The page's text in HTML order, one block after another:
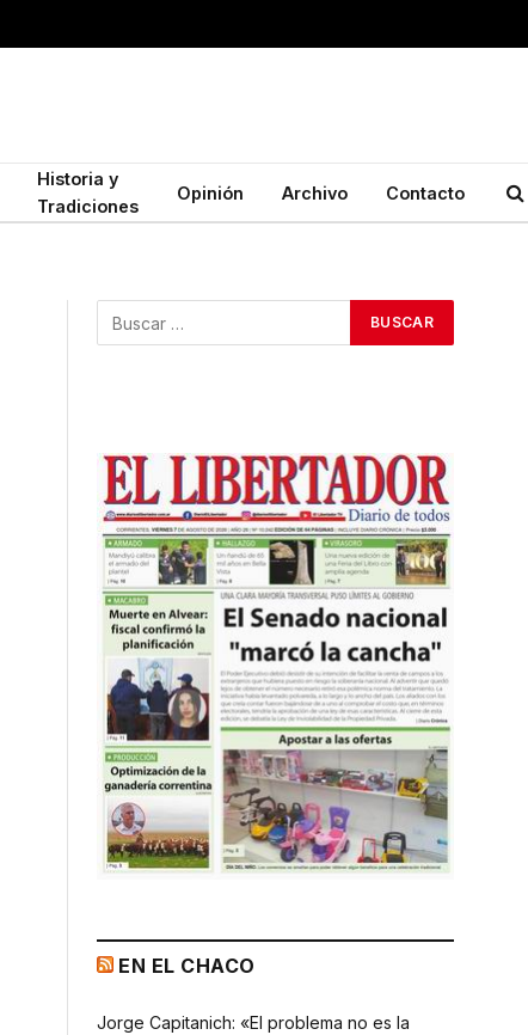
Historia y
Tradiciones
Opinión Archivo Contacto
EN EL CHACO
Jorge Capitanich: «El problema no es la